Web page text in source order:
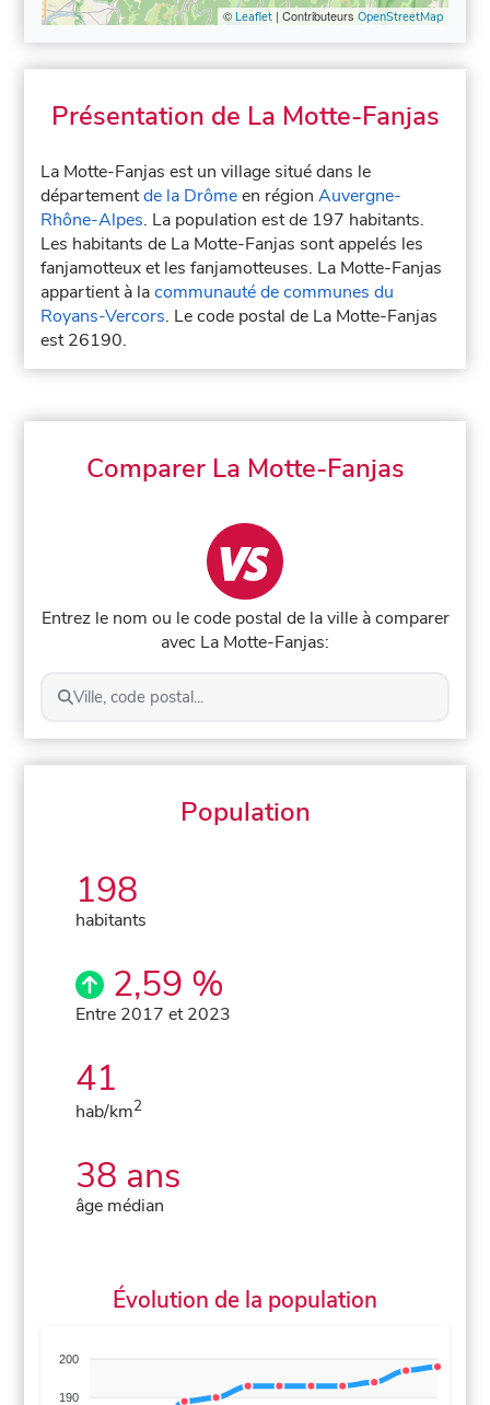
© Leaflet| Contributeurs OpenStreetMap
Présentation de La Motte-Fanjas
La Motte-Fanjas est un village situé dans le
départementde la Drômeen régionAuvergne-
Rhône-Alpes. La population est de 197 habitants.
Les habitants de La Motte-Fanjas sont appelés les
fanjamotteux et les fanjamotteuses. La Motte-Fanjas
appartient à lacommunauté de communes du
Royans-Vercors. Le code postal de La Motte-Fanjas
est 26190.
Comparer La Motte-Fanjas
Entrez le nom ou le code postal de la ville à comparer
avec La Motte-Fanjas:
Ville, code postal...
Population
198
habitants
2,59 %
Entre 2017 et 2023
41
hab/km2
38 ans
âge médian
Évolution de la population
200
190